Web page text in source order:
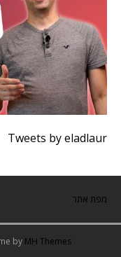
Tweets by eladlaur
מפת אתר
by MH Themes